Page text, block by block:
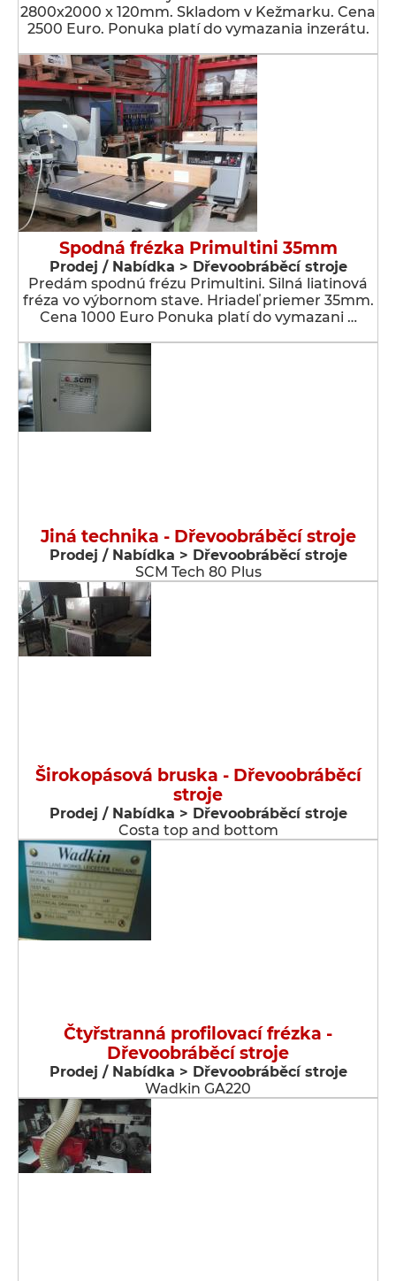
2800x2000 x 120mm. Skladom v Kežmarku. Cena
2500 Euro. Ponuka platí do vymazania inzerátu.
Spodná frézka Primultini 35mm
Prodej / Nabídka > Dřevoobráběcí stroje
Predám spodnú frézu Primultini. Silná liatinová
fréza vo výbornom stave. Hriadeľ priemer 35mm.
Cena 1000 Euro Ponuka platí do vymazani …
Jiná technika - Dřevoobráběcí stroje
Prodej / Nabídka > Dřevoobráběcí stroje
SCM Tech 80 Plus
Širokopásová bruska - Dřevoobráběcí
stroje
Prodej / Nabídka > Dřevoobráběcí stroje
Costa top and bottom
Čtyřstranná profilovací frézka -
Dřevoobráběcí stroje
Prodej / Nabídka > Dřevoobráběcí stroje
Wadkin GA220